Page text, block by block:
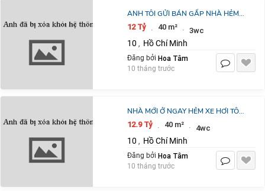
ANH TÔI GỬI BÁN GẤP NHÀ HẺM
XE HƠI THÀNH THÁI, QUẬN 10 – 12
TỶ – NHÀ 5 TẦNG THANG MÁY
12 Tỷ · 40 m² · 3wc
10 , Hồ Chí Minh
Đăng bởi Hoa Tâm
10 tháng trước
NHÀ MỚI Ở NGAY HẺM XE HƠI TÔ
HIẾN THÀNH, Q10 - 5 TẦNG BTCT,
5PN, DTSD: 185M2 SỔ VUÔNG - GIÁ
12,9 TỶ
12.9 Tỷ · 40 m² · 4wc
10 , Hồ Chí Minh
Đăng bởi Hoa Tâm
10 tháng trước